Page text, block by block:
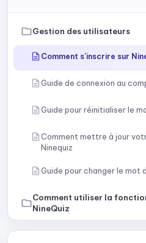
Gestion des utilisateurs
Comment s'inscrire sur
Guide de connexion au
Guide pour réinitialiser le
Comment mettre à jour
Ninequiz
Guide pour changer le mot
Comment utiliser la
NineQuiz
Créer et configurer des